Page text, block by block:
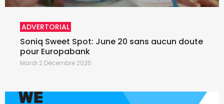
ADVERTORIAL
Soniq Sweet Spot: June 20 sans aucun doute
pour Europabank
Mardi 2 Décembre 2025